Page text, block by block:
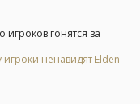
гонятся за
ненавидят Elden